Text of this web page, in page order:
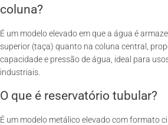
coluna?
É um modelo elevado em que a água é
superior (taça) quanto na coluna central,
capacidade e pressão de água, ideal para
industriais.
O que é reservatório tubular?
É um modelo metálico elevado com formato